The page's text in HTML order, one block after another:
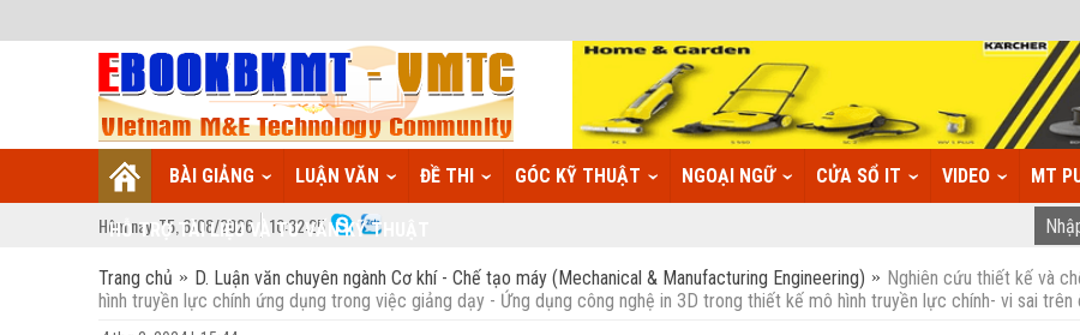
BÀI GIẢNG LUẬN VĂN ĐỀ THI GÓC KỸ THUẬT NGOẠI NGỮ CỬA SỔ IT VIDEO MT
HỖ TRỢ TÀI LIỆU VÀ TƯ VẤN KỸ THUẬT
Hôm nay: T5, 6/08/2026 10:32:25
Trang chủ D. Luận văn chuyên ngành Cơ khí - Chế tạo máy (Mechanical & Manufacturing Engineering)
Nghiên cứu thiết kế và
hình truyền lực chính ứng dụng trong việc giảng dạy - Ứng dụng công nghệ in 3D trong thiết kế mô hình truyền lực chính- vi sai trên